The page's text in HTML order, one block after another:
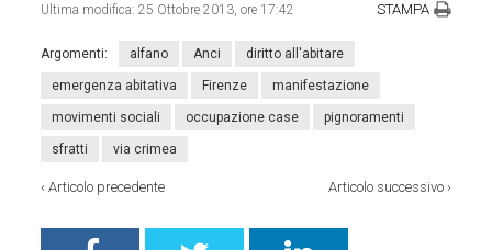
Ultima modifica:25 Ottobre 2013, ore 17:42 STAMPA
Argomenti: alfano Anci diritto all'abitare
emergenza abitativa Firenze manifestazione
movimenti sociali occupazione case pignoramenti
sfratti via crimea
‹Articolo precedente Articolo successivo›